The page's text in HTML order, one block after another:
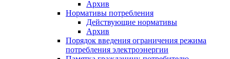
Архив
Нормативы потребления
Действующие нормативы
Архив
Порядок введения ограничения режима
потребления электроэнергии